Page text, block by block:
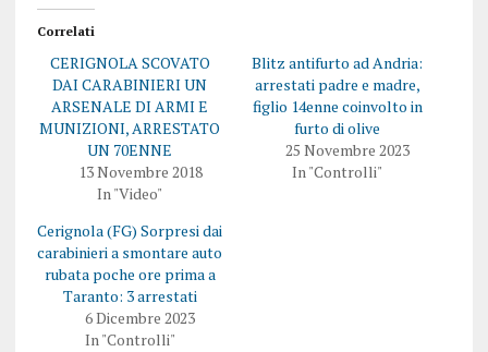
Correlati
CERIGNOLA SCOVATO
DAI CARABINIERI UN
ARSENALE DI ARMI E
MUNIZIONI, ARRESTATO
UN 70ENNE
13 Novembre 2018
In "Video"
Blitz antifurto ad Andria:
arrestati padre e madre,
figlio 14enne coinvolto in
furto di olive
25 Novembre 2023
In "Controlli"
Cerignola (FG) Sorpresi dai
carabinieri a smontare auto
rubata poche ore prima a
Taranto: 3 arrestati
6 Dicembre 2023
In "Controlli"